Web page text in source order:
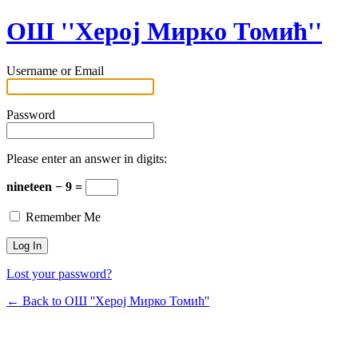
ОШ ''Херој Мирко Томић''
Username or Email
Password
Please enter an answer in digits:
nineteen − 9 =
Remember Me
Lost your password?
← Back to ОШ ''Херој Мирко Томић''